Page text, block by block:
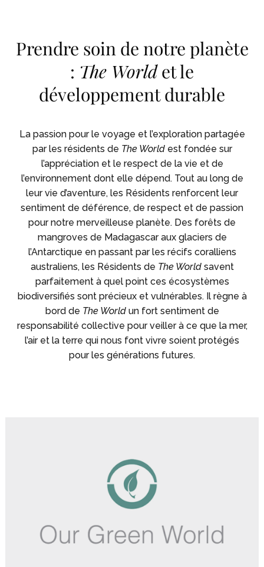
Prendre soin de notre planète
: The Worldet le
développement durable
La passion pour le voyage et l’exploration partagée
par les résidents de The Worldest fondée sur
l’appréciation et le respect de la vie et de
l’environnement dont elle dépend. Tout au long de
leur vie d’aventure, les Résidents renforcent leur
sentiment de déférence, de respect et de passion
pour notre merveilleuse planète. Des forêts de
mangroves de Madagascar aux glaciers de
l’Antarctique en passant par les récifs coralliens
australiens, les Résidents de The Worldsavent
parfaitement à quel point ces écosystèmes
biodiversifiés sont précieux et vulnérables. Il règne à
bord de The Worldun fort sentiment de
responsabilité collective pour veiller à ce que la mer,
l’air et la terre qui nous font vivre soient protégés
pour les générations futures.